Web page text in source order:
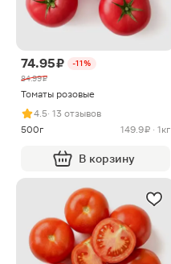
74.95 ₽
-11%
84.99 ₽
Томаты розовые
4.5· 13 отзывов
500г
149.9 ₽ · 1кг
В корзину